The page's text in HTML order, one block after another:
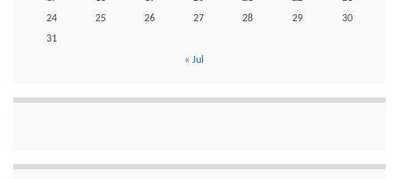
24
25 26 27 28 29
30
31
« Jul